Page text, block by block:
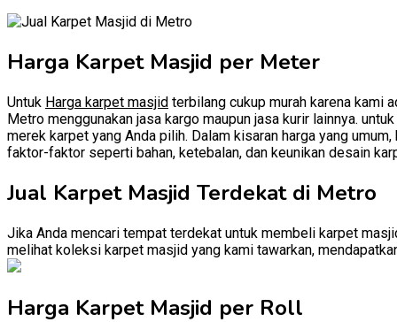
Harga Karpet Masjid per Meter
Untuk Harga karpet masjid terbilang cukup murah karena kami
Metro menggunakan jasa kargo maupun jasa kurir lainnya.
merek karpet yang Anda pilih. Dalam kisaran harga yang
faktor-faktor seperti bahan, ketebalan, dan keunikan desain
Jual Karpet Masjid Terdekat di Metro
Jika Anda mencari tempat terdekat untuk membeli karpet
melihat koleksi karpet masjid yang kami tawarkan,
Harga Karpet Masjid per Roll